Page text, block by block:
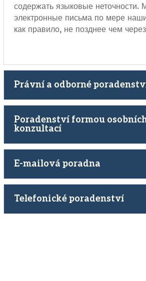
содержать языковые неточности.
электронные письма по мере
как правило, не позднее чем
Právní a odborné
Poradenství formou
konzultací
E-mailová poradna
Telefonické poradenství